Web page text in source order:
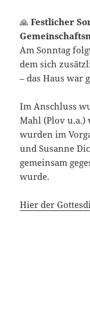
🙏Festlicher
Am Sonntag
dem sich
– das Haus war
Im Anschluss
Mahl (Plov
wurden im
und Susanne
gemeinsam
wurde.
Hier der